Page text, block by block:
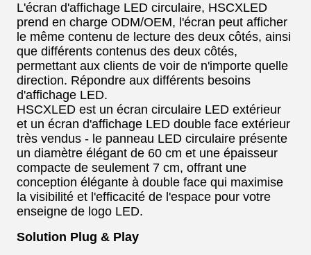
L'écran d'affichage LED circulaire, HSCXLED
prend en charge ODM/OEM, l'écran peut afficher
le même contenu de lecture des deux côtés, ainsi
que différents contenus des deux côtés,
permettant aux clients de voir de n'importe quelle
direction. Répondre aux différents besoins
d'affichage LED.
HSCXLED est un écran circulaire LED extérieur
et un écran d'affichage LED double face extérieur
très vendus - le panneau LED circulaire présente
un diamètre élégant de 60 cm et une épaisseur
compacte de seulement 7 cm, offrant une
conception élégante à double face qui maximise
la visibilité et l'efficacité de l'espace pour votre
enseigne de logo LED.
Solution Plug & Play